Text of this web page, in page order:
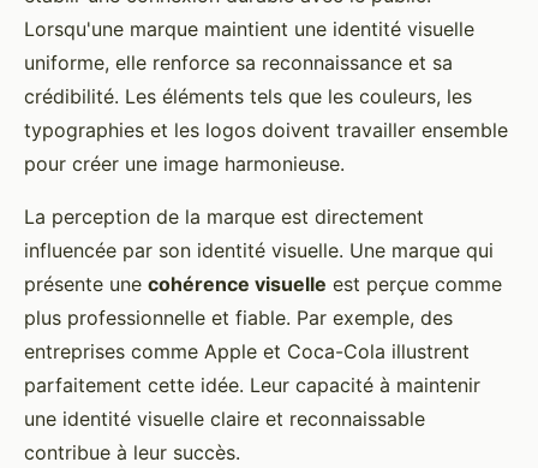
Lorsqu'une marque maintient une identité visuelle
uniforme, elle renforce sa reconnaissance et sa
crédibilité. Les éléments tels que les couleurs, les
typographies et les logos doivent travailler ensemble
pour créer une image harmonieuse.
La perception de la marque est directement
influencée par son identité visuelle. Une marque qui
présente une cohérence visuelle est perçue comme
plus professionnelle et fiable. Par exemple, des
entreprises comme Apple et Coca-Cola illustrent
parfaitement cette idée. Leur capacité à maintenir
une identité visuelle claire et reconnaissable
contribue à leur succès.